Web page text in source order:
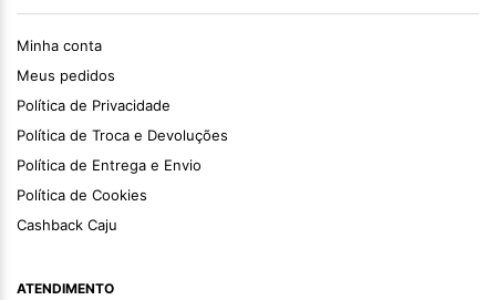
Minha conta
Meus pedidos
Política de Privacidade
Política de Troca e Devoluções
Política de Entrega e Envio
Política de Cookies
Cashback Caju
ATENDIMENTO